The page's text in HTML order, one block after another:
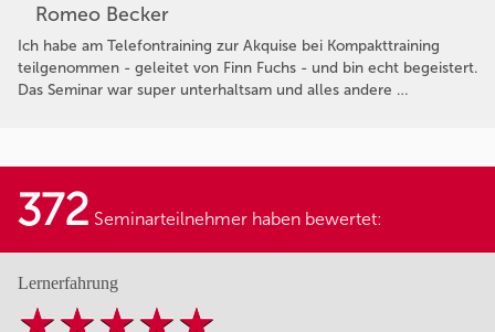
Romeo Becker
Ich habe am Telefontraining zur Akquise bei Kompakttraining
teilgenommen - geleitet von Finn Fuchs - und bin echt begeistert.
Das Seminar war super unterhaltsam und alles andere …
372 Seminarteilnehmer haben bewertet:
Lernerfahrung